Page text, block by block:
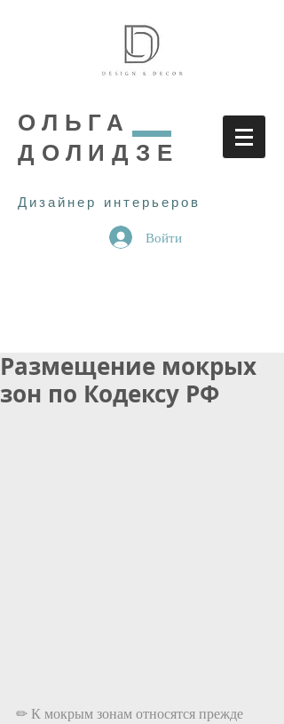
ОЛЬГА
ДОЛИДЗЕ
Дизайнер интерьеров
Войти
Размещение мокрых
зон по Кодексу РФ
✏ К мокрым зонам относятся прежде